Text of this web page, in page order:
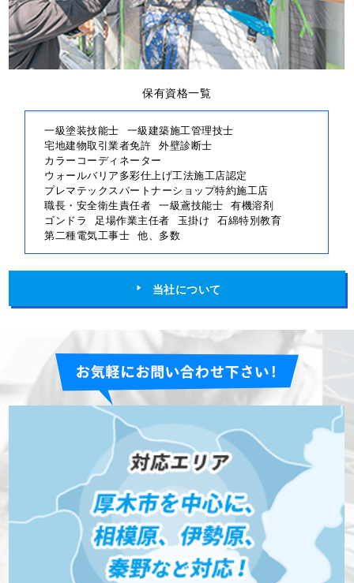
保有資格一覧
一級塗装技能士 一級建築施工管理技士
宅地建物取引業者免許 外壁診断士
カラーコーディネーター
ウォールバリア多彩仕上げ工法施工店認定
プレマテックスパートナーショップ特約施工店
職長・安全衛生責任者 一級鳶技能士 有機溶剤
ゴンドラ
足場作業主任者 玉掛け 石綿特別教育
第二種電気工事士 他、多数
当社について